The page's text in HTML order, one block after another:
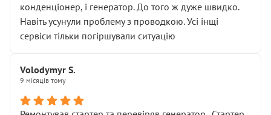
конденціонер, і генератор. До того ж дуже швидко.
Навіть усунули проблему з проводкою. Усі інщі
сервіси тільки погіршували ситуацію
Volodymyr S.
9 місяців тому